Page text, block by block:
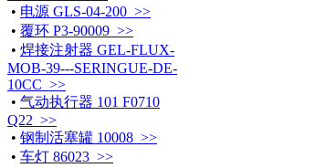
• 电源 GLS-04-200 >>
• 覆环 P3-90009 >>
• 焊接注射器 GEL-FLUX-
MOB-39---SERINGUE-DE-
10CC >>
• 气动执行器 101 F0710
Q22 >>
• 钢制活塞罐 10008 >>
• 车灯 86023 >>